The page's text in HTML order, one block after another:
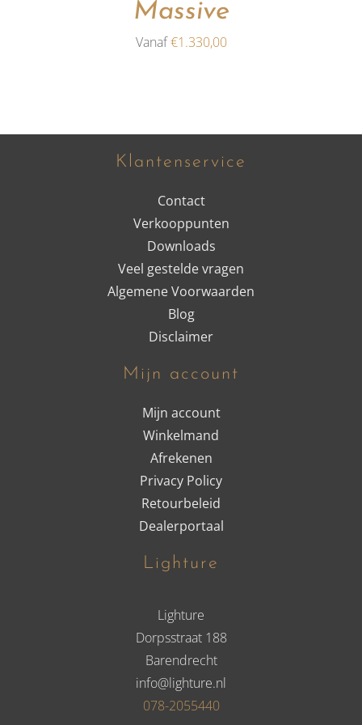
WORDEN
OP
DE
Massive
Vanaf€1.330,00
Klantenservice
Contact
Verkooppunten
Downloads
Veel gestelde vragen
Algemene Voorwaarden
Blog
Disclaimer
Mijn account
Mijn account
Winkelmand
Afrekenen
Privacy Policy
Retourbeleid
Dealerportaal
Lighture
Lighture
Dorpsstraat 188
Barendrecht
info@lighture.nl
078-2055440